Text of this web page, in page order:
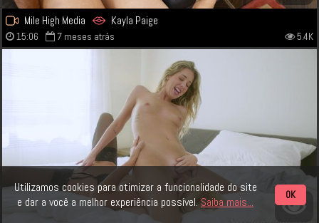
Utilizamos cookies para otimizar a funcionalidade do site
e dar a você a melhor experiência possível. Saiba mais... OK
Mile High Media Kayla Paige
15:06 7 meses atrás 5.4K